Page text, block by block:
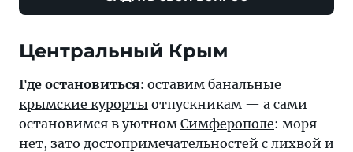
Центральный Крым
Где остановиться: оставим банальные
крымские курорты отпускникам — а сами
остановимся в уютном Симферополе: моря
нет, зато достопримечательностей с лихвой и